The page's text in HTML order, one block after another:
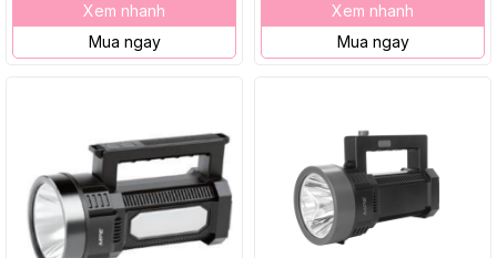
Xem nhanh
Mua ngay
Xem nhanh
Mua ngay